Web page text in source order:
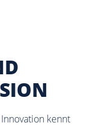
kennt